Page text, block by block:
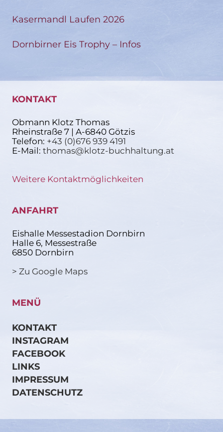
Kasermandl Laufen 2026
Dornbirner Eis Trophy – Infos
KONTAKT
Obmann Klotz Thomas
Rheinstraße 7 | A-6840 Götzis
Telefon: +43 (0)676 939 4191
E-Mail: thomas@klotz-buchhaltung.at
Weitere Kontaktmöglichkeiten
ANFAHRT
Eishalle Messestadion Dornbirn
Halle 6, Messestraße
6850 Dornbirn
> Zu Google Maps
MENÜ
KONTAKT
INSTAGRAM
FACEBOOK
LINKS
IMPRESSUM
DATENSCHUTZ